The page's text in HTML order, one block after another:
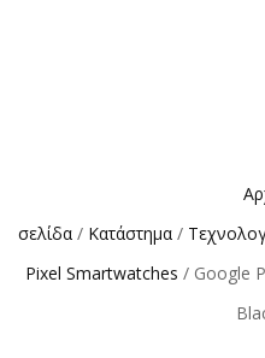
σελίδα / Κατάστημα /
Pixel Smartwatches / Google